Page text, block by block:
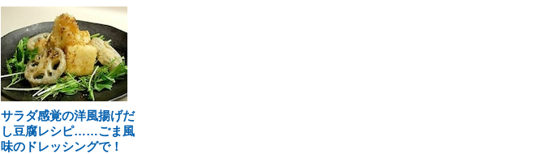
サラダ感覚の洋風揚げだ
し豆腐レシピ……ごま風
味のドレッシングで！